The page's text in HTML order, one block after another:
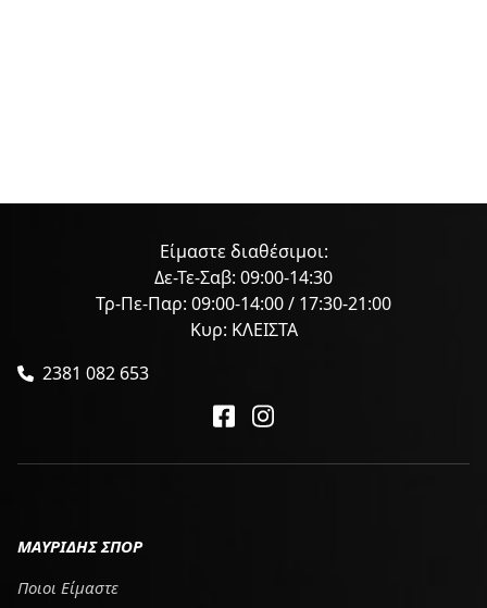
Είμαστε διαθέσιμοι:
Δε-Τε-Σαβ: 09:00-14:30
Τρ-Πε-Παρ: 09:00-14:00 / 17:30-21:00
Κυρ: ΚΛΕΙΣΤΑ
2381 082 653
ΜΑΥΡΙΔΗΣ ΣΠΟΡ
Ποιοι Είμαστε